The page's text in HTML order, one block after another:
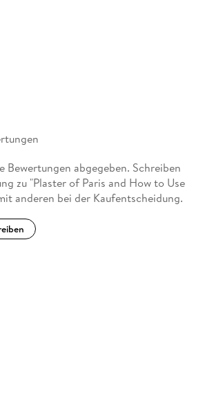
Bewertungen abgegeben. Schreiben
zu "Plaster of Paris and How to Use
anderen bei der Kaufentscheidung.